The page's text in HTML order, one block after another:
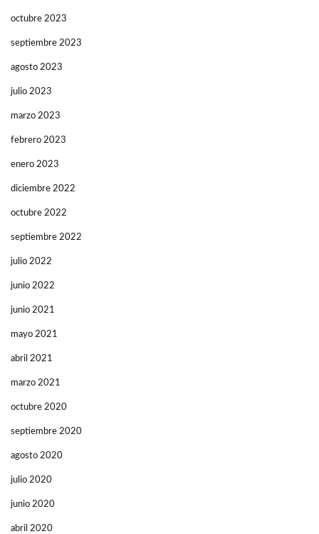
octubre 2023
septiembre 2023
agosto 2023
julio 2023
marzo 2023
febrero 2023
enero 2023
diciembre 2022
octubre 2022
septiembre 2022
julio 2022
junio 2022
junio 2021
mayo 2021
abril 2021
marzo 2021
octubre 2020
septiembre 2020
agosto 2020
julio 2020
junio 2020
abril 2020